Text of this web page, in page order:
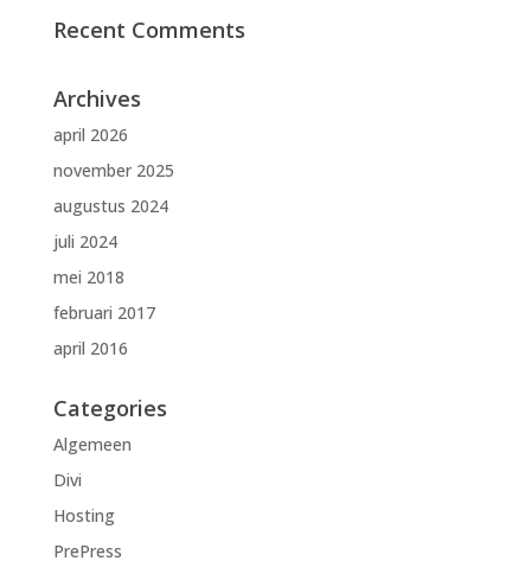
Recent Comments
Archives
april 2026
november 2025
augustus 2024
juli 2024
mei 2018
februari 2017
april 2016
Categories
Algemeen
Divi
Hosting
PrePress